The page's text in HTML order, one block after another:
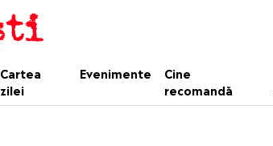
Cartea
zilei
Evenimente
Cine
recomandă